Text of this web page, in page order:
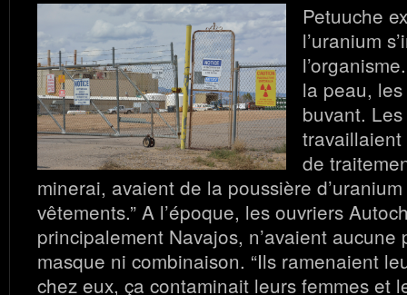
Petuuche
l’uranium
la peau,
buvant.
de
minerai, avaient de la poussière
vêtements.” A l’époque, les ouvriers
principalement Navajos, n’avaient aucune
masque ni combinaison. “Ils ramenaient
chez eux, ça contaminait leurs femmes et